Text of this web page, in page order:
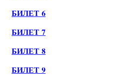
БИЛЕТ 6
БИЛЕТ 7
БИЛЕТ 8
БИЛЕТ 9